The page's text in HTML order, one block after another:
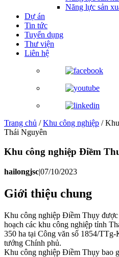
Năng lực sản
Dự án
Tin tức
Tuyển dụng
Thư viện
Liên hệ
Trang chủ /Khu công nghiệp /
Thái Nguyên
Khu công nghiệp Điềm
hailongjsc|07/10/2023
Giới thiệu chung
Khu công nghiệp Điềm Thụy
hoạch các khu công nghiệp tỉnh
350 ha tại Công văn số 1854/
tướng Chính phủ.
Khu công nghiệp Điềm Thụy bao